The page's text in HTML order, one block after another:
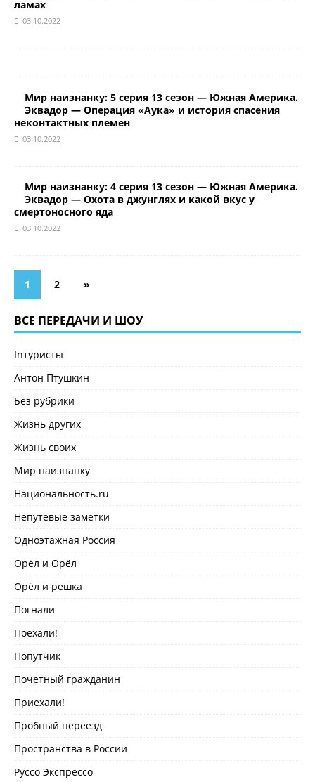
ламах
03.10.2022
Мир наизнанку: 5 серия 13 сезон — Южная Америка.
Эквадор — Операция «Аука» и история спасения
неконтактных племен
03.10.2022
Мир наизнанку: 4 серия 13 сезон — Южная Америка.
Эквадор — Охота в джунглях и какой вкус у
смертоносного яда
03.10.2022
1 2 »
ВСЕ ПЕРЕДАЧИ И ШОУ
Inтуристы
Антон Птушкин
Без рубрики
Жизнь других
Жизнь своих
Мир наизнанку
Национальность.ru
Непутевые заметки
Одноэтажная Россия
Орёл и Орёл
Орёл и решка
Погнали
Поехали!
Попутчик
Почетный гражданин
Приехали!
Пробный переезд
Пространства в России
Руссо Экспрессо